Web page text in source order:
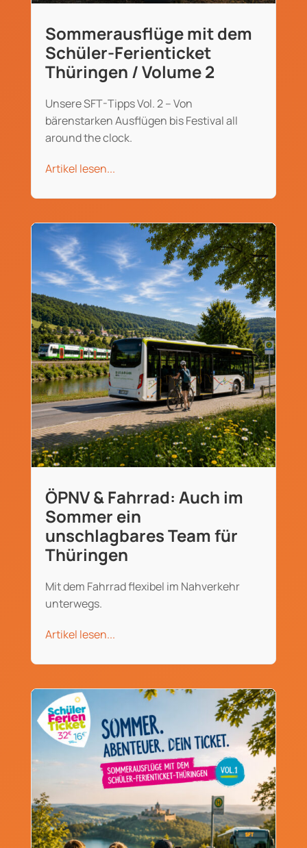
Sommerausflüge mit dem
Schüler-Ferienticket
Thüringen / Volume 2
Unsere SFT-Tipps Vol. 2 – Von
bärenstarken Ausflügen bis Festival all
around the clock.
Artikel lesen...
ÖPNV & Fahrrad: Auch im
Sommer ein
unschlagbares Team für
Thüringen
Mit dem Fahrrad flexibel im Nahverkehr
unterwegs.
Artikel lesen...